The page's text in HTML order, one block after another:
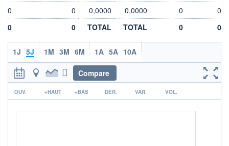
15,8200
0
DERNIER ÉCHANGE
07.08.26 / 09:04:09
LIMITE À LA
BAISSE
15,6620
LIMITE À LA
HAUSSE
ÉLIGIBILITÉ
Non éligible
ACTIF NET (EUR)
2 061M / 31.07.26
0
0 0,0000 0,0000 0
0
0
0 TOTAL TOTAL 0 0
1J 5J 1M 3M 6M 1A 5A 10A
Compare
r
OUV. +HAUT +BAS DER. VAR. VOL.